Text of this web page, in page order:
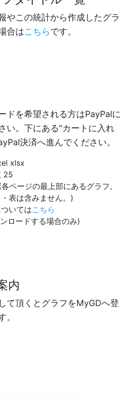
やこの統計から作成したグラ
合はこちらです。
ドを希望される方はPayPalに
い。下にある"カートに入れ
決済へ進んでください。
xlsx
25
ページの最上部にあるグラフ。
表は含みません。)
いてはこちら
ロードする場合のみ)
内
て頂くとグラフをMyGDへ登
。